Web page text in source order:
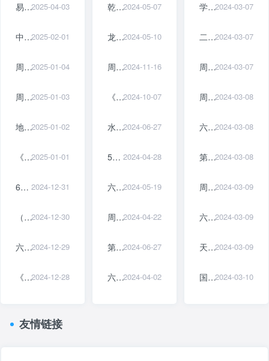
易经入门35问2025-04-03
中国易学大师-最具实力的前10名-排行榜2025-02-01
周易第26卦（大畜卦）详解2025-01-04
周易：做人要多留个心眼！和别人少说自己的两件事，福气越来越多2025-01-03
地水师卦六五爻辞动变详解，地水师卦六五爻代表着什么意思？2025-01-02
《64卦详读》周易六十四卦第27卦：山雷颐卦2025-01-01
64卦金钱课三藏算命 2024-12-31
（宋）李杞撰《周易详解》全文在线阅读2024-12-30
六十四卦测算命运2024-12-29
《周易全解》之系辞（五）2024-12-28
乾卦大解析(乾卦卦象详解)2024-05-07
龙年与乾卦2024-05-10
周易六十四卦基础认知教学（五千字长文）2024-11-16
《易经学堂》第159期：六十四卦详解第五十一卦：震为雷2024-10-07
水火既济卦测男女感情详解，水火既济卦测男女感情会复合吗？2024-06-27
59易经《涣卦》 2024-04-28
六爻六十四卦风雷益卦六爻详解，周易64卦第42卦风雷益卦解卦2024-05-19
周易第24卦:地雷复(复卦) 坤上震下2024-04-22
第二十五卦初九爻详解2024-06-27
六爻六十四卦之雷水解卦详解，周易64卦第40卦雷水解卦解卦2024-04-02
学八卦有什么用？让别人对你高呼牛逼的秘技2024-03-07
二十句精华至理名言简单理解《易经》奥秘2024-03-07
周易六十三卦既济卦是好卦吗 水火既济是吉2024-03-07
周易八卦卦象图 - 周易八卦对应表2024-03-08
六爻父母爻发动变化详解，父母爻独发变化断2024-03-08
第48卦详解2024-03-08
周易六十四卦详解 六十四卦风雷益卦详解2024-03-09
六十四卦说：坤卦六爻分别是什么？2024-03-09
天火卦详解周易天地 天火卦详解卦辞2024-03-09
国学经典之周易第四十七讲困卦：困，君子以2024-03-10
友情链接